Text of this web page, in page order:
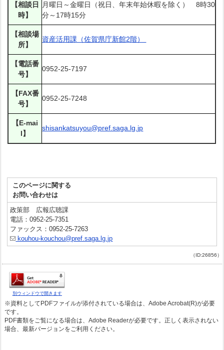
【相談日
時】
月曜日～金曜日（祝日、年末年始休暇を除く） 8時30
分～17時15分
【相談場
所】
資産活用課（佐賀県庁新館2階）
【電話番
号】
0952-25-7197
【FAX番
号】
0952-25-7248
【E-mai
l】
shisankatsuyou@pref.saga.lg.jp
このページに関する
お問い合わせは
政策部 広報広聴課
電話：0952-25-7351
ファックス：0952-25-7263
kouhou-kouchou@pref.saga.lg.jp
（ID:26856）
別ウィンドウで開きます
※資料としてPDFファイルが添付されている場合は、Adobe Acrobat(R)が必要
です。
PDF書類をご覧になる場合は、Adobe Readerが必要です。正しく表示されない
場合、最新バージョンをご利用ください。